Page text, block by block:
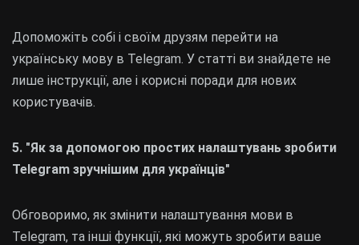
Допоможіть собі і своїм друзям перейти на
українську мову в Telegram. У статті ви знайдете не
лише інструкції, але і корисні поради для нових
користувачів.
5. "Як за допомогою простих налаштувань зробити
Telegram зручнішим для українців"
Обговоримо, як змінити налаштування мови в
Telegram, та інші функції, які можуть зробити ваше